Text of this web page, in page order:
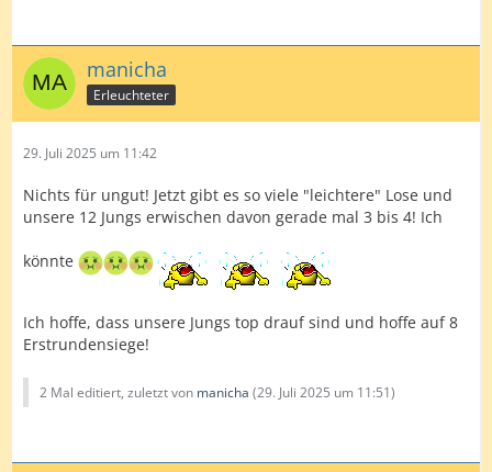
manicha
Erleuchteter
29. Juli 2025 um 11:42
Nichts für ungut! Jetzt gibt es so viele "leichtere" Lose und
unsere 12 Jungs erwischen davon gerade mal 3 bis 4! Ich
könnte
Ich hoffe, dass unsere Jungs top drauf sind und hoffe auf 8
Erstrundensiege!
2 Mal editiert, zuletzt von manicha (29. Juli 2025 um 11:51)